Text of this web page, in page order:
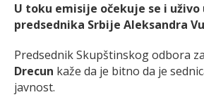
U toku emisije očekuje se i
predsednika Srbije Aleksandra
Predsednik Skupštinskog odbora
Drecun kaže da je bitno da je
javnost.